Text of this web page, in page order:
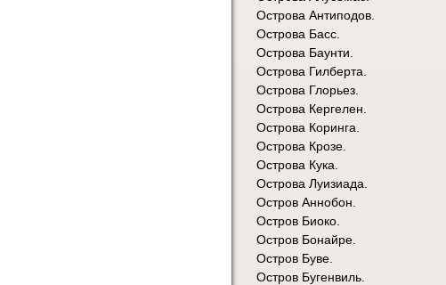
Острова Антиподов.
Острова Басс.
Острова Баунти.
Острова Гилберта.
Острова Глорьез.
Острова Кергелен.
Острова Коринга.
Острова Крозе.
Острова Кука.
Острова Луизиада.
Остров Аннобон.
Остров Биоко.
Остров Бонайре.
Остров Буве.
Остров Бугенвиль.